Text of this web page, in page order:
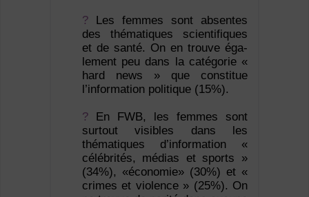
?Les femmes sont absentes
des thématiques scientifiques
et de santé. On en trouve éga­
lement peu dans la catégorie «
hard news » que constitue
l’information politique (15%).
?En FWB, les femmes sont
surtout visibles dans les
thématiques d’information «
célébri­tés, médias et sports »
(34%), «économie» (30%) et «
crimes et violence » (25%). On